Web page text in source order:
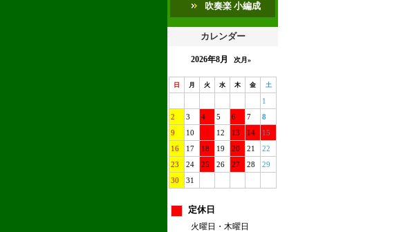
吹奏楽 小編成
カレンダー
2026年8月 次月»
日 月 火 水 木 金 土
1
2
3 4 5 6 7
8
9
10 11 12 13 14
15
16
17 18 19 20 21
22
23
24 25 26 27 28
29
30
31
定休日
火曜日・木曜日